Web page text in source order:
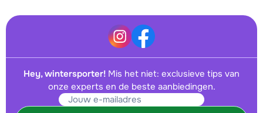
Hey, wintersporter! Mis het niet: exclusieve tips van
onze experts en de beste aanbiedingen.